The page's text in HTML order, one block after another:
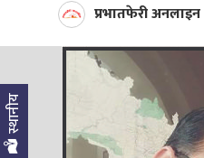
स्थानीय
प्रभातफेरी अनलाइन